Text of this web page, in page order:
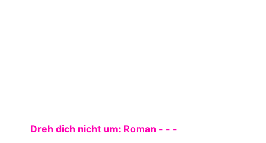
Dreh dich nicht um: Roman - - -